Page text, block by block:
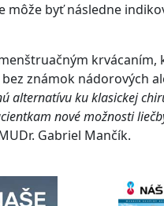
môže byť následne
známok nádorových
alternatívu ku klasickej
nové možnosti
Gabriel Mančík.